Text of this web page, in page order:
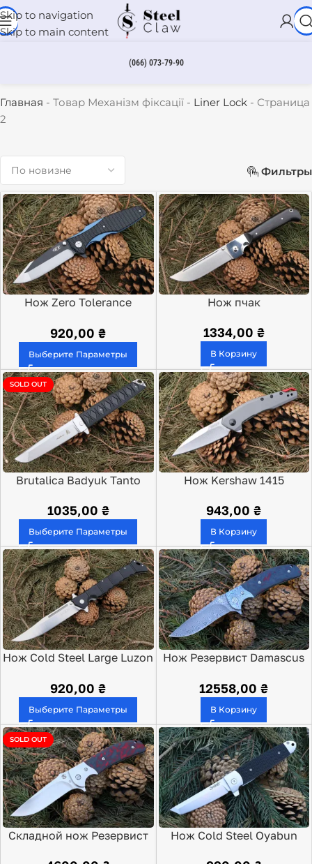
Skip to navigation
Skip to main content
(066) 073-79-90
Главная - Товар Механізм фіксації - Liner Lock - Страница
2
Фильтры
Нож Zero Tolerance
920,00₴
Выберите Параметры
Нож пчак
1334,00 ₴
В Корзину
SOLD OUT
Brutalica Badyuk Tanto
1035,00 ₴
Выберите Параметры
Нож Kershaw 1415
943,00₴
В Корзину
Нож Cold Steel Large Luzon
920,00₴
Выберите Параметры
Нож Резервист Damascus
номер 001)
12558,00₴
В Корзину
SOLD OUT
Складной нож Резервист
Нож Cold Steel Oyabun